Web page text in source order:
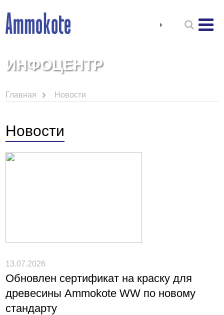
ИНФОЦЕНТР
Главная Новости
Новости
13.07.2026
Обновлен сертификат на краску для
древесины Ammokote WW по новому
стандарту